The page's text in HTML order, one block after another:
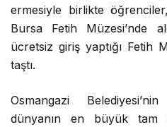
ermesiyle birlikte
Bursa Fetih Müzesi’nde
ücretsiz giriş yaptığı Fetih
taştı.
Osmangazi
dünyanın en büyük tam